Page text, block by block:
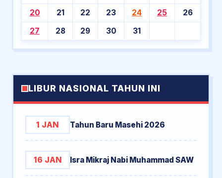
20
21 22 23 24 25
26
27
28 29 30 31
LIBUR NASIONAL TAHUN INI
1 JAN Tahun Baru Masehi 2026
16 JAN Isra Mikraj Nabi Muhammad SAW